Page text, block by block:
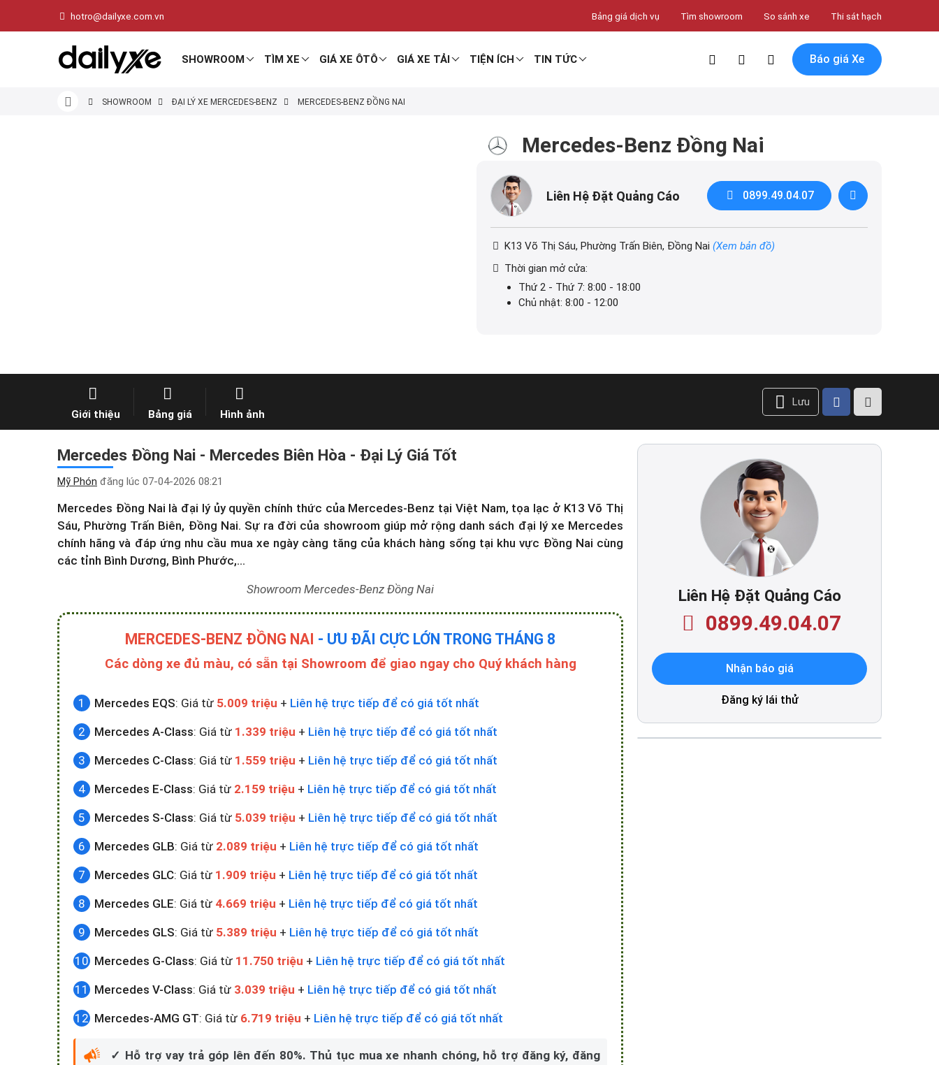
hotro@dailyxe.com.vn Bảng giá dịch vụ Tìm showroom So sánh xe Thi sát hạch
SHOWROOM TÌM XE GIÁ XE ÔTÔ GIÁ XE TẢI TIỆN ÍCH TIN TỨC Báo giá Xe
SHOWROOM ĐẠI LÝ XE MERCEDES-BENZ MERCEDES-BENZ ĐỒNG NAI
Mercedes-Benz Đồng Nai
Liên Hệ Đặt Quảng Cáo 0899.49.04.07
K13 Võ Thị Sáu, Phường Trấn Biên, Đồng Nai (Xem bản đồ)
Thời gian mở cửa:
Thứ 2 - Thứ 7: 8:00 - 18:00
Chủ nhật: 8:00 - 12:00
Giới thiệu Bảng giá Hình ảnh
Lưu
Mercedes Đồng Nai - Mercedes Biên Hòa - Đại Lý Giá Tốt
Mỹ Phón đăng lúc 07-04-2026 08:21
Mercedes Đồng Nai là đại lý ủy quyền chính thức của Mercedes-Benz tại Việt Nam, tọa lạc ở K13 Võ Thị
Sáu, Phường Trấn Biên, Đồng Nai. Sự ra đời của showroom giúp mở rộng danh sách đại lý xe Mercedes
chính hãng và đáp ứng nhu cầu mua xe ngày càng tăng của khách hàng sống tại khu vực Đồng Nai cùng
các tỉnh Bình Dương, Bình Phước,...
Showroom Mercedes-Benz Đồng Nai
MERCEDES-BENZ ĐỒNG NAI - ƯU ĐÃI CỰC LỚN TRONG THÁNG 8
Các dòng xe đủ màu, có sẵn tại Showroom để giao ngay cho Quý khách hàng
Mercedes EQS: Giá từ 5.009 triệu + Liên hệ trực tiếp để có giá tốt nhất
Mercedes A-Class: Giá từ 1.339 triệu + Liên hệ trực tiếp để có giá tốt nhất
Mercedes C-Class: Giá từ 1.559 triệu + Liên hệ trực tiếp để có giá tốt nhất
Mercedes E-Class: Giá từ 2.159 triệu + Liên hệ trực tiếp để có giá tốt nhất
Mercedes S-Class: Giá từ 5.039 triệu + Liên hệ trực tiếp để có giá tốt nhất
Mercedes GLB: Giá từ 2.089 triệu + Liên hệ trực tiếp để có giá tốt nhất
Mercedes GLC: Giá từ 1.909 triệu + Liên hệ trực tiếp để có giá tốt nhất
Mercedes GLE: Giá từ 4.669 triệu + Liên hệ trực tiếp để có giá tốt nhất
Mercedes GLS: Giá từ 5.389 triệu + Liên hệ trực tiếp để có giá tốt nhất
Mercedes G-Class: Giá từ 11.750 triệu + Liên hệ trực tiếp để có giá tốt nhất
Mercedes V-Class: Giá từ 3.039 triệu + Liên hệ trực tiếp để có giá tốt nhất
Mercedes-AMG GT: Giá từ 6.719 triệu + Liên hệ trực tiếp để có giá tốt nhất
✓ Hỗ trợ vay trả góp lên đến 80%. Thủ tục mua xe nhanh chóng, hỗ trợ đăng ký, đăng
Liên Hệ Đặt Quảng Cáo
0899.49.04.07
Nhận báo giá
Đăng ký lái thử